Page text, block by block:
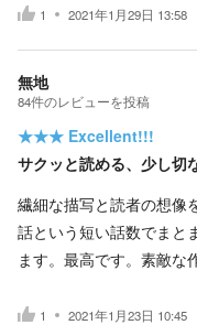
1 2021年1月29日 13:58
無地
84件のレビューを投稿
★★★ Excellent!!!
サクッと読める、少し切
繊細な描写と読者の想像
話という短い話数でまと
ます。最高です。素敵な
1 2021年1月23日 10:45